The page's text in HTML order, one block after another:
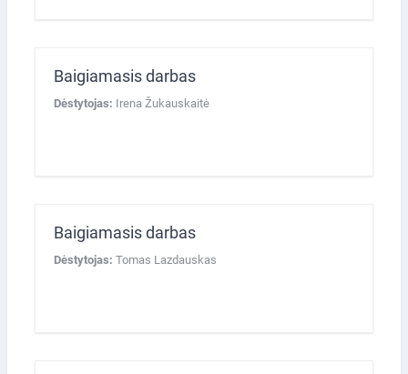
Baigiamasis darbas
Dėstytojas: Irena Žukauskaitė
Baigiamasis darbas
Dėstytojas: Tomas Lazdauskas